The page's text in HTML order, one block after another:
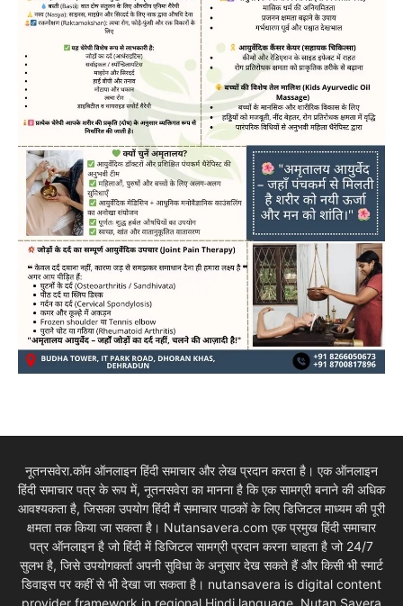
नूतनसवेरा.कॉम ऑनलाइन हिंदी समाचार और लेख प्रदान करता है। एक ऑनलाइन
हिंदी समाचार पत्र के रूप में, नूतनसवेरा का मानना है कि एक सामग्री बनाने की अधिक
आवश्यकता है, जिसका उपयोग हिंदी मैं समाचार पाठकों के लिए डिजिटल माध्यम की पूरी
क्षमता तक किया जा सकता है। Nutansavera.com एक प्रमुख हिंदी समाचार
पत्र ऑनलाइन है जो हिंदी में डिजिटल सामग्री प्रदान करना चाहता है जो 24/7
सुलभ है, जिसे उपयोगकर्ता अपनी सुविधा के अनुसार देख सकते हैं और किसी भी स्मार्ट
डिवाइस पर कहीं से भी देखा जा सकता है। nutansavera is digital content
provider framework in regional Hindi language. Nutan Savera